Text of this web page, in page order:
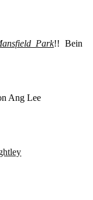
Park!! Bein
Ang Lee